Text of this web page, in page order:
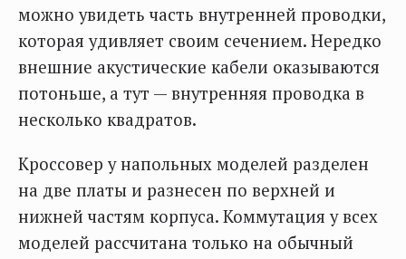
можно увидеть часть внутренней проводки,
которая удивляет своим сечением. Нередко
внешние акустические кабели оказываются
потоньше, а тут — внутренняя проводка в
несколько квадратов.
Кроссовер у напольных моделей разделен
на две платы и разнесен по верхней и
нижней частям корпуса. Коммутация у всех
моделей рассчитана только на обычный